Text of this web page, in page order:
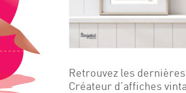
Retrouvez les
Créateur d’affiches